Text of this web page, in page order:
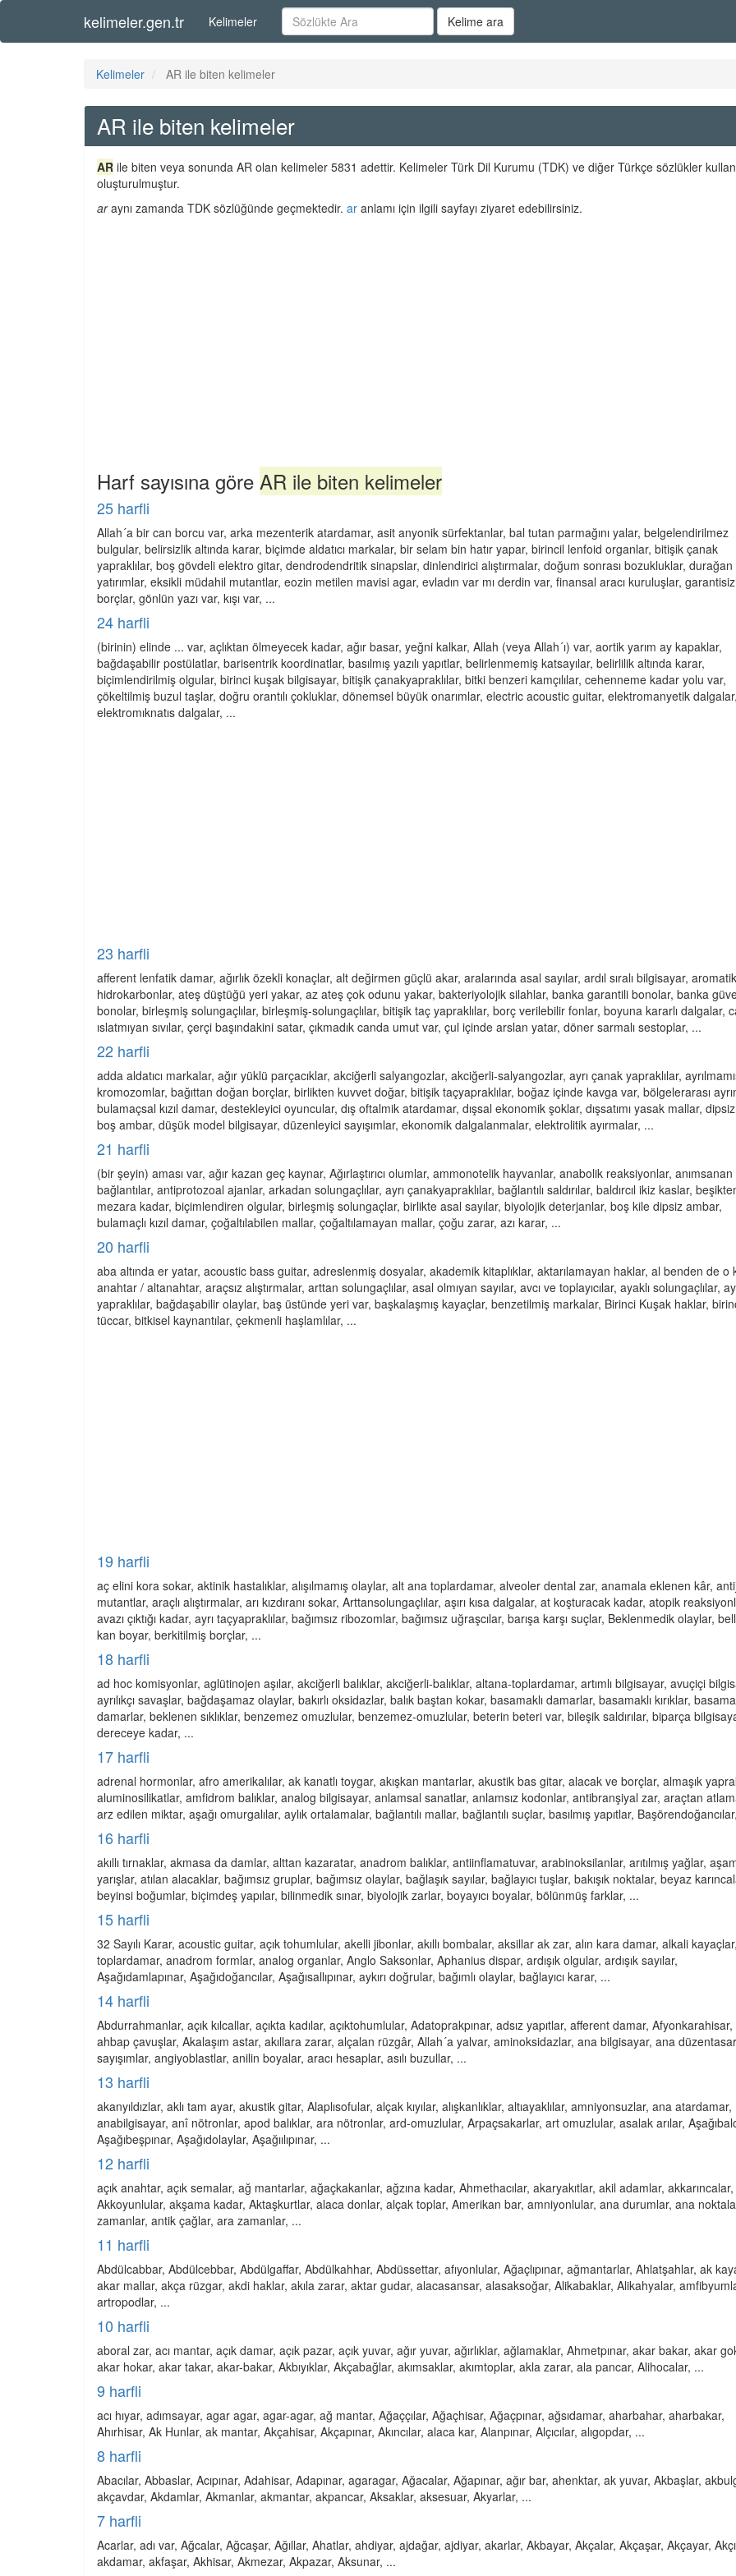
kelimeler.gen.tr Kelimeler Kelime ara
Kelimeler AR ile biten kelimeler
AR ile biten kelimeler
AR ile biten veya sonunda AR olan kelimeler 5831 adettir. Kelimeler Türk Dil Kurumu (TDK) ve diğer Türkçe sözlükler
oluşturulmuştur.
araynı zamanda TDK sözlüğünde geçmektedir. ar anlamı için ilgili sayfayı ziyaret edebilirsiniz.
Harf sayısına göre AR ile biten kelimeler
25 harfli
Allah´a bir can borcu var, arka mezenterik atardamar, asit anyonik sürfektanlar, bal tutan parmağını yalar, belgelendirilmez
bulgular, belirsizlik altında karar, biçimde aldatıcı markalar, bir selam bin hatır yapar, birincil lenfoid organlar, bitişik çanak
yapraklılar, boş gövdeli elektro gitar, dendrodendritik sinapslar, dinlendirici alıştırmalar, doğum sonrası bozukluklar,
yatırımlar, eksikli müdahil mutantlar, eozin metilen mavisi agar, evladın var mı derdin var, finansal aracı kuruluşlar,
borçlar, gönlün yazı var, kışı var, ...
24 harfli
(birinin) elinde ... var, açlıktan ölmeyecek kadar, ağır basar, yeğni kalkar, Allah (veya Allah´ı) var, aortik yarım ay kapaklar,
bağdaşabilir postülatlar, barisentrik koordinatlar, basılmış yazılı yapıtlar, belirlenmemiş katsayılar, belirlilik altında karar,
biçimlendirilmiş olgular, birinci kuşak bilgisayar, bitişik çanakyapraklılar, bitki benzeri kamçılılar, cehenneme kadar yolu var,
çökeltilmiş buzul taşlar, doğru orantılı çokluklar, dönemsel büyük onarımlar, electric acoustic guitar, elektromanyetik dalgalar,
elektromıknatıs dalgalar, ...
23 harfli
afferent lenfatik damar, ağırlık özekli konaçlar, alt değirmen güçlü akar, aralarında asal sayılar, ardıl sıralı bilgisayar, aromatik
hidrokarbonlar, ateş düştüğü yeri yakar, az ateş çok odunu yakar, bakteriyolojik silahlar, banka garantili bonolar, banka
bonolar, birleşmiş solungaçlılar, birleşmiş-solungaçlılar, bitişik taç yapraklılar, borç verilebilir fonlar, boyuna kararlı dalgalar,
ıslatmıyan sıvılar, çerçi başındakini satar, çıkmadık canda umut var, çul içinde arslan yatar, döner sarmalı sestoplar, ...
22 harfli
adda aldatıcı markalar, ağır yüklü parçacıklar, akciğerli salyangozlar, akciğerli-salyangozlar, ayrı çanak yapraklılar,
kromozomlar, bağıttan doğan borçlar, birlikten kuvvet doğar, bitişik taçyapraklılar, boğaz içinde kavga var, bölgelerarası
bulamaçsal kızıl damar, destekleyici oyuncular, dış oftalmik atardamar, dışsal ekonomik şoklar, dışsatımı yasak mallar,
boş ambar, düşük model bilgisayar, düzenleyici sayışımlar, ekonomik dalgalanmalar, elektrolitik ayırmalar, ...
21 harfli
(bir şeyin) aması var, ağır kazan geç kaynar, Ağırlaştırıcı olumlar, ammonotelik hayvanlar, anabolik reaksiyonlar, anımsanan
bağlantılar, antiprotozoal ajanlar, arkadan solungaçlılar, ayrı çanakyapraklılar, bağlantılı saldırılar, baldırcıl ikiz kaslar,
mezara kadar, biçimlendiren olgular, birleşmiş solungaçlar, birlikte asal sayılar, biyolojik deterjanlar, boş kile dipsiz ambar,
bulamaçlı kızıl damar, çoğaltılabilen mallar, çoğaltılamayan mallar, çoğu zarar, azı karar, ...
20 harfli
aba altında er yatar, acoustic bass guitar, adreslenmiş dosyalar, akademik kitaplıklar, aktarılamayan haklar, al benden de o
anahtar / altanahtar, araçsız alıştırmalar, arttan solungaçlılar, asal olmıyan sayılar, avcı ve toplayıcılar, ayaklı solungaçlılar,
yapraklılar, bağdaşabilir olaylar, baş üstünde yeri var, başkalaşmış kayaçlar, benzetilmiş markalar, Birinci Kuşak haklar,
tüccar, bitkisel kaynantılar, çekmenli haşlamlılar, ...
19 harfli
aç elini kora sokar, aktinik hastalıklar, alışılmamış olaylar, alt ana toplardamar, alveoler dental zar, anamala eklenen kâr,
mutantlar, araçlı alıştırmalar, arı kızdıranı sokar, Arttansolungaçlılar, aşırı kısa dalgalar, at koşturacak kadar, atopik
avazı çıktığı kadar, ayrı taçyapraklılar, bağımsız ribozomlar, bağımsız uğraşcılar, barışa karşı suçlar, Beklenmedik olaylar,
kan boyar, berkitilmiş borçlar, ...
18 harfli
ad hoc komisyonlar, aglütinojen aşılar, akciğerli balıklar, akciğerli-balıklar, altana-toplardamar, artımlı bilgisayar, avuçiçi
ayrılıkçı savaşlar, bağdaşamaz olaylar, bakırlı oksidazlar, balık baştan kokar, basamaklı damarlar, basamaklı kırıklar,
damarlar, beklenen sıklıklar, benzemez omuzlular, benzemez-omuzlular, beterin beteri var, bileşik saldırılar, biparça
dereceye kadar, ...
17 harfli
adrenal hormonlar, afro amerikalılar, ak kanatlı toygar, akışkan mantarlar, akustik bas gitar, alacak ve borçlar, almaşık
aluminosilikatlar, amfidrom balıklar, analog bilgisayar, anlamsal sanatlar, anlamsız kodonlar, antibranşiyal zar, araçtan
arz edilen miktar, aşağı omurgalılar, aylık ortalamalar, bağlantılı mallar, bağlantılı suçlar, basılmış yapıtlar,
16 harfli
akıllı tırnaklar, akmasa da damlar, alttan kazaratar, anadrom balıklar, antiinflamatuvar, arabinoksilanlar, arıtılmış yağlar,
yarışlar, atılan alacaklar, bağımsız gruplar, bağımsız olaylar, bağlaşık sayılar, bağlayıcı tuşlar, bakışık noktalar, beyaz
beyinsi boğumlar, biçimdeş yapılar, bilinmedik sınar, biyolojik zarlar, boyayıcı boyalar, bölünmüş farklar, ...
15 harfli
32 Sayılı Karar, acoustic guitar, açık tohumlular, akelli jibonlar, akıllı bombalar, aksillar ak zar, alın kara damar, alkali
toplardamar, anadrom formlar, analog organlar, Anglo Saksonlar, Aphanius dispar, ardışık olgular, ardışık sayılar,
Aşağıdamlapınar, Aşağıdoğancılar, Aşağısallıpınar, aykırı doğrular, bağımlı olaylar, bağlayıcı karar, ...
14 harfli
Abdurrahmanlar, açık kılcallar, açıkta kadılar, açıktohumlular, Adatoprakpınar, adsız yapıtlar, afferent damar, Afyonkarahisar,
ahbap çavuşlar, Akalaşım astar, akıllara zarar, alçalan rüzgâr, Allah´a yalvar, aminoksidazlar, ana bilgisayar, ana
sayışımlar, angiyoblastlar, anilin boyalar, aracı hesaplar, asılı buzullar, ...
13 harfli
akanyıldızlar, aklı tam ayar, akustik gitar, Alaplısofular, alçak kıyılar, alışkanlıklar, altıayaklılar, amniyonsuzlar, ana atardamar,
anabilgisayar, anî nötronlar, apod balıklar, ara nötronlar, ard-omuzlular, Arpaçsakarlar, art omuzlular, asalak arılar,
Aşağıbeşpınar, Aşağıdolaylar, Aşağıılıpınar, ...
12 harfli
açık anahtar, açık semalar, ağ mantarlar, ağaçkakanlar, ağzına kadar, Ahmethacılar, akaryakıtlar, akil adamlar, akkarıncalar,
Akkoyunlular, akşama kadar, Aktaşkurtlar, alaca donlar, alçak toplar, Amerikan bar, amniyonlular, ana durumlar, ana
zamanlar, antik çağlar, ara zamanlar, ...
11 harfli
Abdülcabbar, Abdülcebbar, Abdülgaffar, Abdülkahhar, Abdüssettar, afıyonlular, Ağaçlıpınar, ağmantarlar, Ahlatşahlar, ak
akar mallar, akça rüzgar, akdi haklar, akıla zarar, aktar gudar, alacasansar, alasaksoğar, Alikabaklar, Alikahyalar,
artropodlar, ...
10 harfli
aboral zar, acı mantar, açık damar, açık pazar, açık yuvar, ağır yuvar, ağırlıklar, ağlamaklar, Ahmetpınar, akar bakar, akar
akar hokar, akar takar, akar-bakar, Akbıyıklar, Akçabağlar, akımsaklar, akımtoplar, akla zarar, ala pancar, Alihocalar, ...
9 harfli
acı hıyar, adımsayar, agar agar, agar-agar, ağ mantar, Ağaççılar, Ağaçhisar, Ağaçpınar, ağsıdamar, aharbahar, aharbakar,
Ahırhisar, Ak Hunlar, ak mantar, Akçahisar, Akçapınar, Akıncılar, alaca kar, Alanpınar, Alçıcılar, alıgopdar, ...
8 harfli
Abacılar, Abbaslar, Acıpınar, Adahisar, Adapınar, agaragar, Ağacalar, Ağapınar, ağır bar, ahenktar, ak yuvar, Akbaşlar,
akçavdar, Akdamlar, Akmanlar, akmantar, akpancar, Aksaklar, aksesuar, Akyarlar, ...
7 harfli
Acarlar, adı var, Ağcalar, Ağcaşar, Ağıllar, Ahatlar, ahdiyar, ajdağar, ajdiyar, akarlar, Akbayar, Akçalar, Akçaşar, Akçayar,
akdamar, akfaşar, Akhisar, Akmezar, Akpazar, Aksunar, ...